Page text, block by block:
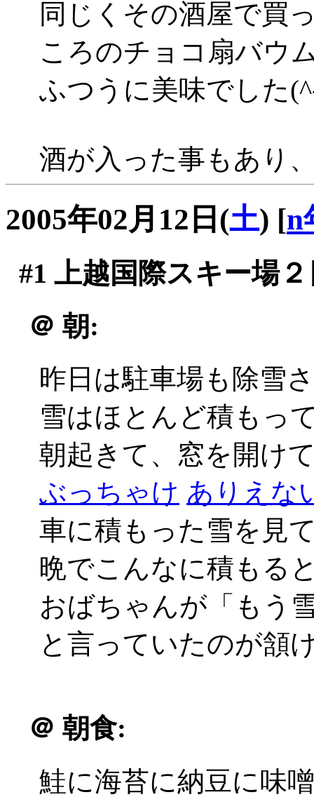
同じくその酒屋で買
ころのチョコ扇バウ
ふつうに美味でした
酒が入った事もあり
2005年02月12日(土) [n
#1 上越国際スキー場
＠ 朝:
昨日は駐車場も除雪
雪はほとんど積もっ
朝起きて、窓を開け
ぶっちゃけ ありえな
車に積もった雪を見
晩でこんなに積もる
おばちゃんが「もう
と言っていたのが頷
＠ 朝食:
鮭に海苔に納豆に味